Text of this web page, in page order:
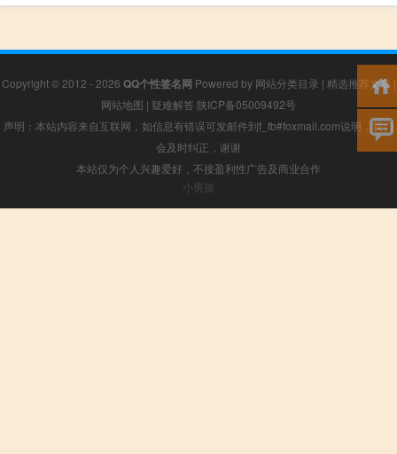
Copyright © 2012 - 2026 QQ个性签名网 Powered by 网站分类目录 | 精选推荐文章 |
网站地图 | 疑难解答 陕ICP备05009492号
声明：本站内容来自互联网，如信息有错误可发邮件到f_fb#foxmail.com说明，我们
会及时纠正，谢谢
本站仅为个人兴趣爱好，不接盈利性广告及商业合作
小男孩